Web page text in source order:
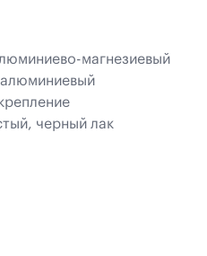
магнезиевый
черный лак